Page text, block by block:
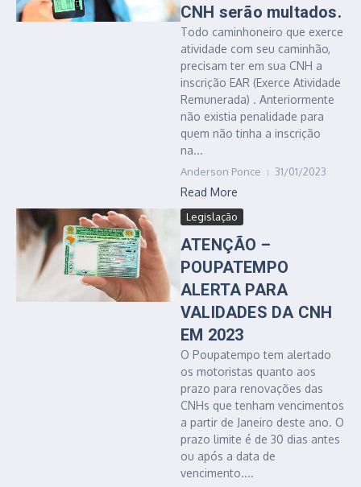
CNH serão multados.
Todo caminhoneiro que exerce
atividade com seu caminhão,
precisam ter em sua CNH a
inscrição EAR (Exerce Atividade
Remunerada) . Anteriormente
não existia penalidade para
quem não tinha a inscrição
na...
Anderson Ponce 31/01/2023
Read More
Legislação
ATENÇÃO –
POUPATEMPO
ALERTA PARA
VALIDADES DA CNH
EM 2023
O Poupatempo tem alertado
os motoristas quanto aos
prazo para renovações das
CNHs que tenham vencimentos
a partir de Janeiro deste ano. O
prazo limite é de 30 dias antes
ou após a data de
vencimento....